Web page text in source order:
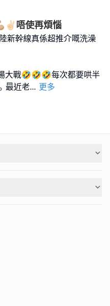
唔使再煩惱
新幹線真係超推介嘅洗澡
大戰🤣🤣🤣每次都要哄半
最近老... 更多